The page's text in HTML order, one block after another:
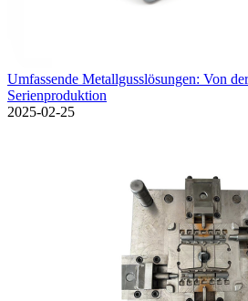
Umfassende Metallgusslösungen: Von
Serienproduktion
2025-02-25